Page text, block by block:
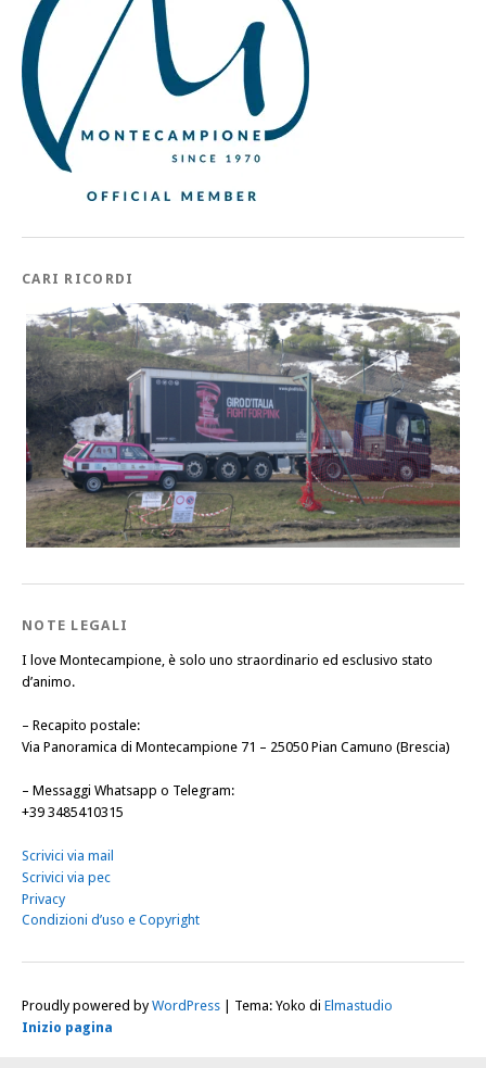
CARI RICORDI
NOTE LEGALI
I love Montecampione, è solo uno straordinario ed esclusivo stato
d’animo.
– Recapito postale:
Via Panoramica di Montecampione 71 – 25050 Pian Camuno (Brescia)
– Messaggi Whatsapp o Telegram:
+39 3485410315
Scrivici via mail
Scrivici via pec
Privacy
Condizioni d’uso e Copyright
Proudly powered by WordPress Tema: Yoko di Elmastudio
Inizio pagina